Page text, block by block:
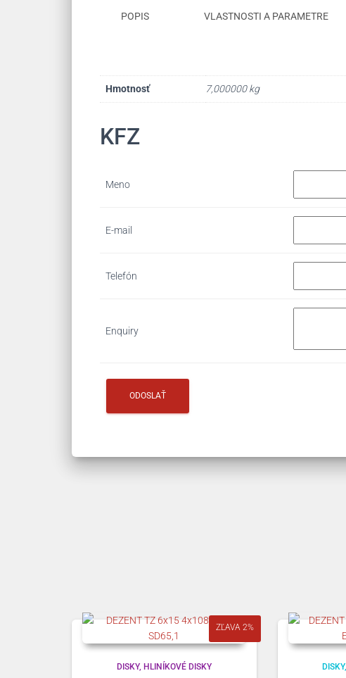
POPIS VLASTNOSTI A PARAMETRE
Hmotnosť 7,000000 kg
KFZ
Meno
E-mail
Telefón
Enquiry
ZĽAVA 2%
DISKY HLINÍKOVÉ DISKY DISKY